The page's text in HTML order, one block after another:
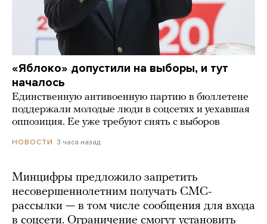
«Яблоко» допустили на выборы, и тут
началось
Единственную антивоенную партию в бюллетене
поддержали молодые люди в соцсетях и уехавшая
оппозиция. Ее уже требуют снять с выборов
НОВОСТИ 3 часа назад
Минцифры предложило запретить
несовершеннолетним получать СМС-
рассылки — в том числе сообщения для входа
в соцсети. Ограничение смогут установить